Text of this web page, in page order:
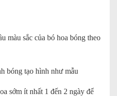
màu sắc của bó hoa bóng theo
bóng tạo hình như mẫu
sớm ít nhất 1 đến 2 ngày để